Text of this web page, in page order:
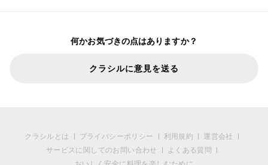
何かお気づきの点はありますか？
クラシルに意見を送る
クラシルとは プライバシーポリシー 利用規約
運営会社
サービスに関してのお問い合わせ
よくある質問